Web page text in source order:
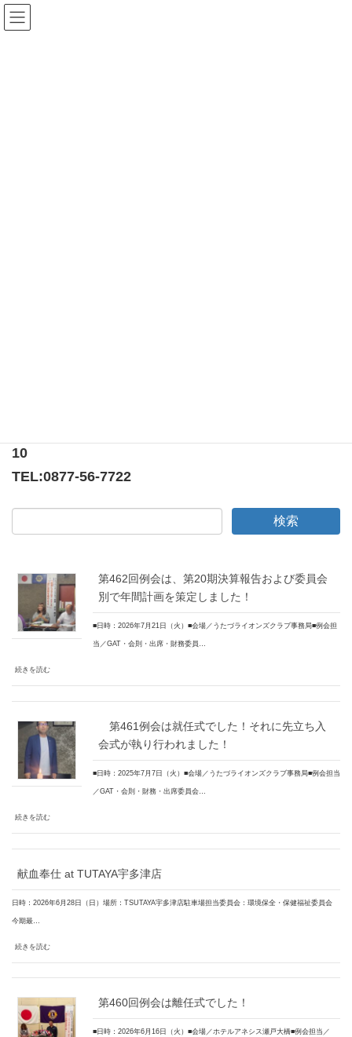
10
TEL:0877-56-7722
第462回例会は、第20期決算報告および委員会
別で年間計画を策定しました！
■日時：2026年7月21日（火）■会場／うたづライオンズクラブ事務局■例会担
当／GAT・会則・出席・財務委員…
続きを読む
第461例会は就任式でした！それに先立ち入
会式が執り行われました！
■日時：2025年7月7日（火）■会場／うたづライオンズクラブ事務局■例会担当
／GAT・会則・財務・出席委員会…
続きを読む
献血奉仕 at TUTAYA宇多津店
日時：2026年6月28日（日）場所：TSUTAYA宇多津店駐車場担当委員会：環境保全・保健福祉委員会
今期最…
続きを読む
第460回例会は離任式でした！
■日時：2026年6月16日（火）■会場／ホテルアネシス瀬戸大橋■例会担当／